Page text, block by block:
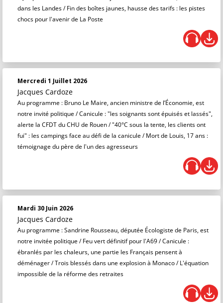
dans les Landes / Fin des boîtes jaunes, hausse des tarifs : les pistes
chocs pour l'avenir de La Poste
Mercredi 1 Juillet 2026
Jacques Cardoze
Au programme : Bruno Le Maire, ancien ministre de l’Économie, est
notre invité politique / Canicule : "les soignants sont épuisés et lassés",
alerte la CFDT du CHU de Rouen / "40°C sous la tente, les clients ont
fui" : les campings face au défi de la canicule / Mort de Louis, 17 ans :
témoignage du père de l'un des agresseurs
Mardi 30 Juin 2026
Jacques Cardoze
Au programme : Sandrine Rousseau, députée Écologiste de Paris, est
notre invitée politique / Feu vert définitif pour l'A69 / Canicule :
ébranlés par les chaleurs, une partie les Français pensent à
déménager / Trois blessés dans une explosion à Monaco / L'équation
impossible de la réforme des retraites